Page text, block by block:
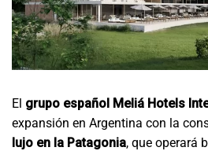
El grupo español Meliá Hotels
expansión en Argentina con la
lujo en la Patagonia, que operará